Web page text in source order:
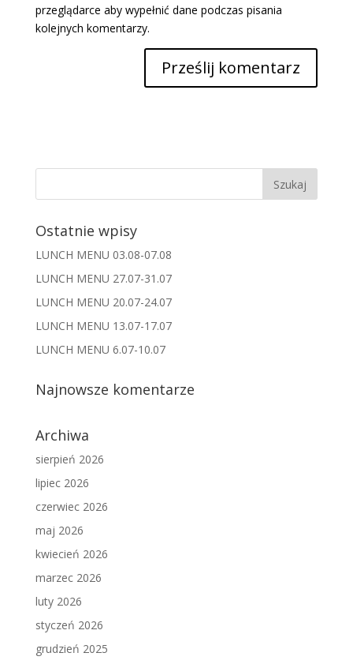
przeglądarce aby wypełnić dane podczas pisania
kolejnych komentarzy.
Ostatnie wpisy
LUNCH MENU 03.08-07.08
LUNCH MENU 27.07-31.07
LUNCH MENU 20.07-24.07
LUNCH MENU 13.07-17.07
LUNCH MENU 6.07-10.07
Najnowsze komentarze
Archiwa
sierpień 2026
lipiec 2026
czerwiec 2026
maj 2026
kwiecień 2026
marzec 2026
luty 2026
styczeń 2026
grudzień 2025